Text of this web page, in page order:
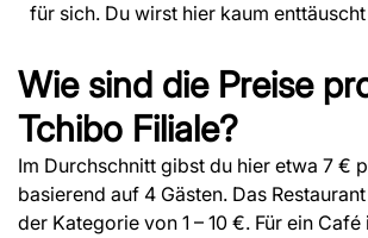
für sich. Du wirst hier kaum
Wie sind die Preise
Tchibo Filiale?
Im Durchschnitt gibst du hier etwa 7 €
basierend auf 4 Gästen. Das
der Kategorie von 1 – 10 €. Für ein